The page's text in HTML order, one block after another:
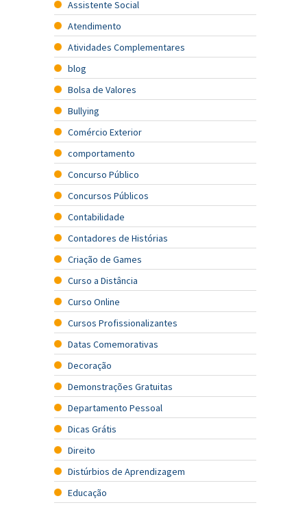
Assistente Social
Atendimento
Atividades Complementares
blog
Bolsa de Valores
Bullying
Comércio Exterior
comportamento
Concurso Público
Concursos Públicos
Contabilidade
Contadores de Histórias
Criação de Games
Curso a Distância
Curso Online
Cursos Profissionalizantes
Datas Comemorativas
Decoração
Demonstrações Gratuitas
Departamento Pessoal
Dicas Grátis
Direito
Distúrbios de Aprendizagem
Educação